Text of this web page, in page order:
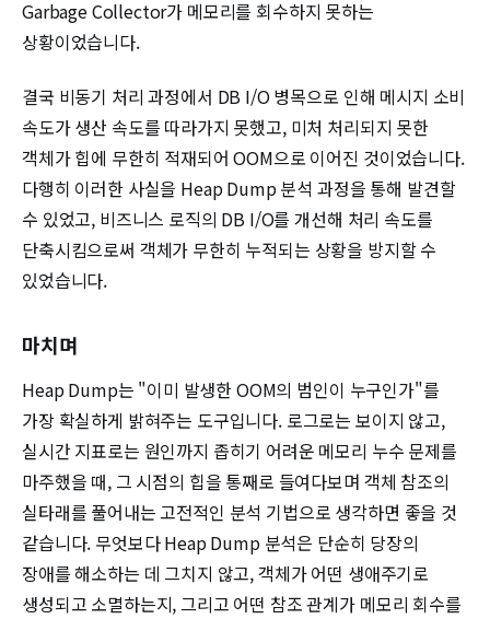
Garbage Collector가 메모리를 회수하지 못하는
상황이었습니다.
결국 비동기 처리 과정에서 DB I/O 병목으로 인해 메시지 소비
속도가 생산 속도를 따라가지 못했고, 미처 처리되지 못한
객체가 힙에 무한히 적재되어 OOM으로 이어진 것이었습니다.
다행히 이러한 사실을 Heap Dump 분석 과정을 통해 발견할
수 있었고, 비즈니스 로직의 DB I/O를 개선해 처리 속도를
단축시킴으로써 객체가 무한히 누적되는 상황을 방지할 수
있었습니다.
마치며
Heap Dump는 "이미 발생한 OOM의 범인이 누구인가"를
가장 확실하게 밝혀주는 도구입니다. 로그로는 보이지 않고,
실시간 지표로는 원인까지 좁히기 어려운 메모리 누수 문제를
마주했을 때, 그 시점의 힙을 통째로 들여다보며 객체 참조의
실타래를 풀어내는 고전적인 분석 기법으로 생각하면 좋을 것
같습니다. 무엇보다 Heap Dump 분석은 단순히 당장의
장애를 해소하는 데 그치지 않고, 객체가 어떤 생애주기로
생성되고 소멸하는지, 그리고 어떤 참조 관계가 메모리 회수를